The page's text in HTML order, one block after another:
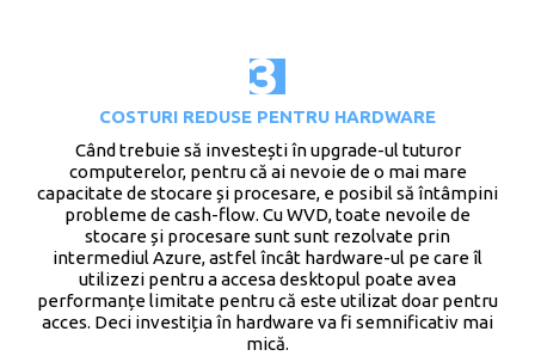
COSTURI REDUSE PENTRU HARDWARE
Când trebuie să investești în upgrade-ul tuturor
computerelor, pentru că ai nevoie de o mai mare
capacitate de stocare și procesare, e posibil să întâmpini
probleme de cash-flow. Cu WVD, toate nevoile de
stocare și procesare sunt sunt rezolvate prin
intermediul Azure, astfel încât hardware-ul pe care îl
utilizezi pentru a accesa desktopul poate avea
performanțe limitate pentru că este utilizat doar pentru
acces. Deci investiția în hardware va fi semnificativ mai
mică.